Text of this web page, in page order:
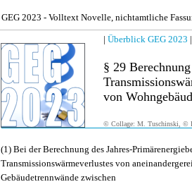
GEG 2023 - Volltext Novelle, nichtamtliche
| Überblick GEG 2023
§ 29
von
© Collage: M. Tuschinski, ©
(1) Bei der Berechnung des Jahres-
Transmissionswärmeverlustes von
Gebäudetrennwände zwischen